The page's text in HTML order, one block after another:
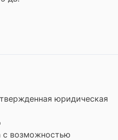
юридическая
с возможностью